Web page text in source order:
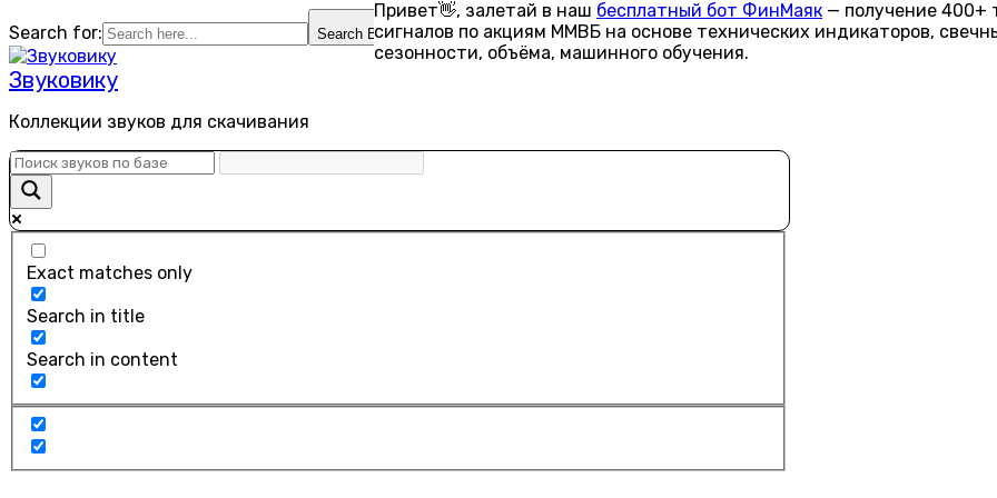
Привет👋, залетай в наш бесплатный бот ФинМаяк — получение 400+
сигналов по акциям ММВБ на основе технических индикаторов,
сезонности, объёма, машинного обучения.
к
содержанию
Search for: Search Button
Звуковику
Коллекции звуков для скачивания
Exact matches only
Search in title
Search in content